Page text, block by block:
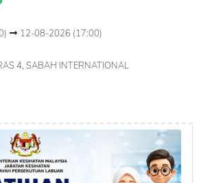
12-08-2026 (17:00)
4, SABAH INTERNATIONAL